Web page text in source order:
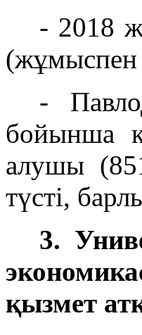
- 2018
(жұмыспен
-
бойынша
алушы
түсті,
3.
қызмет